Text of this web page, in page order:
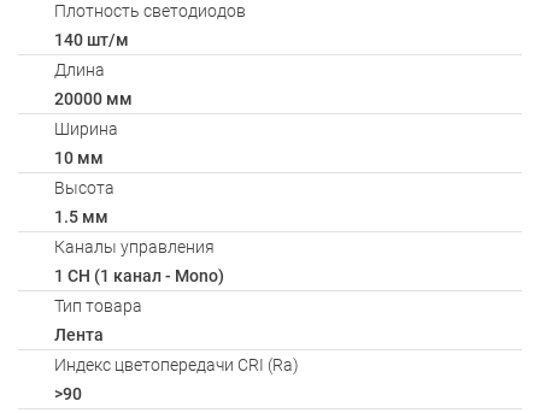
Плотность светодиодов
140 шт/м
Длина
20000 мм
Ширина
10 мм
Высота
1.5 мм
Каналы управления
1 CH (1 канал - Mono)
Тип товара
Лента
Индекс цветопередачи CRI (Ra)
>90